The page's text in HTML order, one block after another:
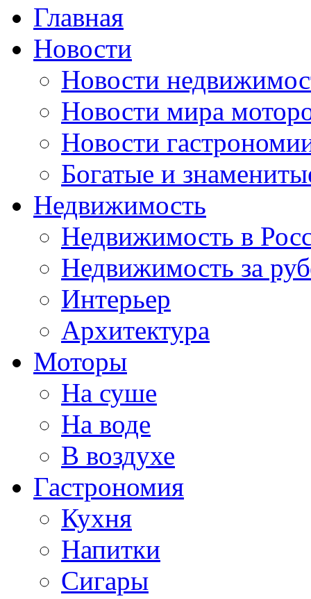
Главная
Новости
Новости
Новости мира
Новости
Богатые и
Недвижимость
Недвижимость в
Недвижимость за
Интерьер
Архитектура
Моторы
На суше
На воде
В воздухе
Гастрономия
Кухня
Напитки
Сигары